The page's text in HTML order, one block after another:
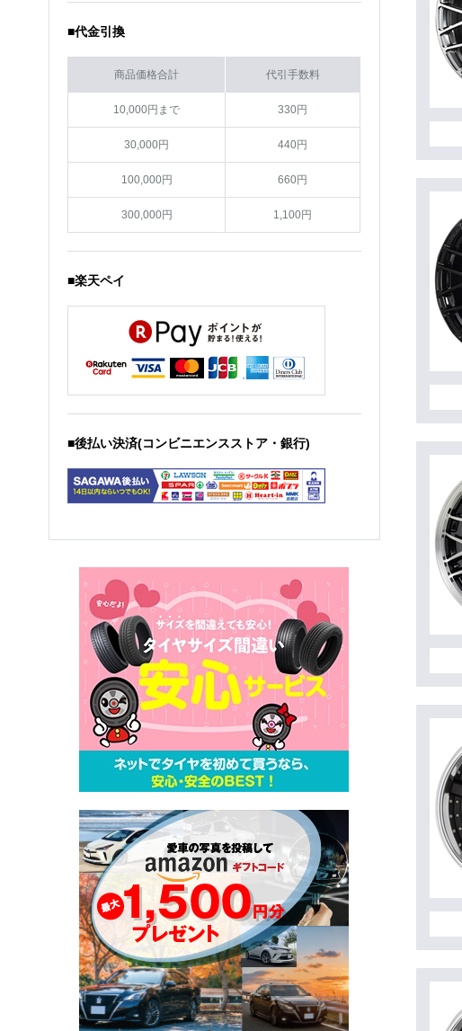
■代金引換
商品価格合計 代引手数料
10,000円まで 330円
30,000円 440円
100,000円 660円
300,000円 1,100円
■楽天ペイ
■後払い決済(コンビニエンスストア・銀行)